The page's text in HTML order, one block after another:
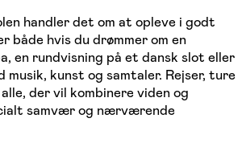
handler det om at opleve i godt
både hvis du drømmer om en
en rundvisning på et dansk slot eller
musik, kunst og samtaler. Rejser, ture
der vil kombinere viden og
samvær og nærværende